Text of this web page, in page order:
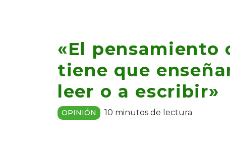
«El pensamiento
tiene que
leer o a escribir»
OPINIÓN 10 minutos de lectura